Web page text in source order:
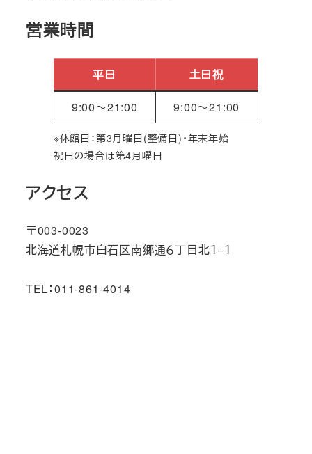
営業時間
平日 土日祝
9:00～21:00 9:00～21:00
※休館日：第3月曜日(整備日)・年末年始
祝日の場合は第4月曜日
アクセス
〒003-0023
北海道札幌市白石区南郷通６丁目北１−１
TEL：011-861-4014